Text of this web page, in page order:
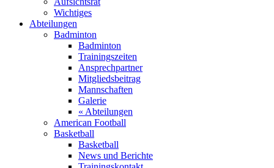
Wichtiges
Abteilungen
Badminton
Badminton
Trainingszeiten
Ansprechpartner
Mitgliedsbeitrag
Mannschaften
Galerie
« Abteilungen
American Football
Basketball
Basketball
News und Berichte